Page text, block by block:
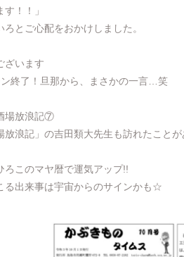
す！！」
ろとご心配をおかけしました。
ざいます
終了！旦那から、まさかの一言…笑
場放浪記⑦
放浪記」の吉田類大先生も訪れたことが
このマヤ暦で運気アップ!!
る出来事は宇宙からのサインかも☆